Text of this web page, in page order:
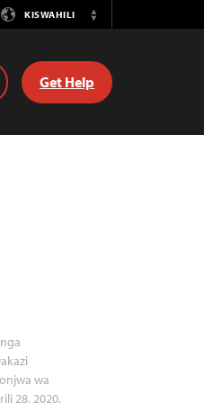
KISWAHILI
Switch
Get Help
wa
28, 2020.